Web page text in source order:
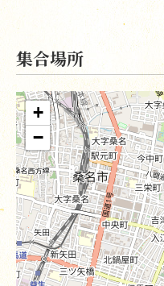
集合場所
+
−